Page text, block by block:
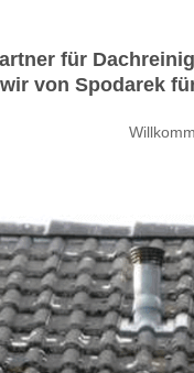
für
von Spodarek